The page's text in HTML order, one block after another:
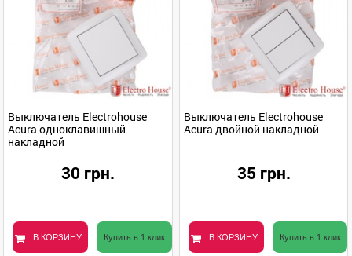
Выключатель Electrohouse
Acura одноклавишный
накладной
30 грн.
В КОРЗИНУ Купить в 1 клик
Выключатель Electrohouse
Acura двойной накладной
35 грн.
В КОРЗИНУ Купить в 1 клик